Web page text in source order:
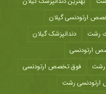
ارتودنسی گیلان
رشت
دندانپزشک گیلان
ارتودنسی
رشت
فوق تخصص ارتودنسی
رشت